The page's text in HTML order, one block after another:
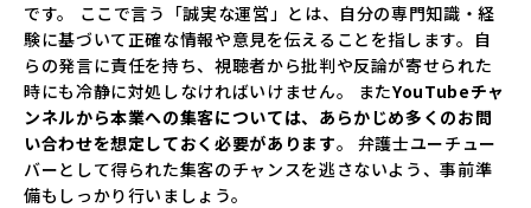
です。 ここで言う「誠実な運営」とは、自分の専門知識・経
験に基づいて正確な情報や意見を伝えることを指します。自
らの発言に責任を持ち、視聴者から批判や反論が寄せられた
時にも冷静に対処しなければいけません。 またYouTubeチャ
ンネルから本業への集客については、あらかじめ多くのお問
い合わせを想定しておく必要があります。 弁護士ユーチュー
バーとして得られた集客のチャンスを逃さないよう、事前準
備もしっかり行いましょう。